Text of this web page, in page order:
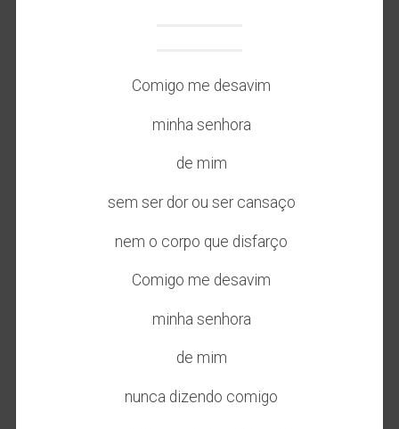
Comigo me desavim
minha senhora
de mim
sem ser dor ou ser cansaço
nem o corpo que disfarço
Comigo me desavim
minha senhora
de mim
nunca dizendo comigo